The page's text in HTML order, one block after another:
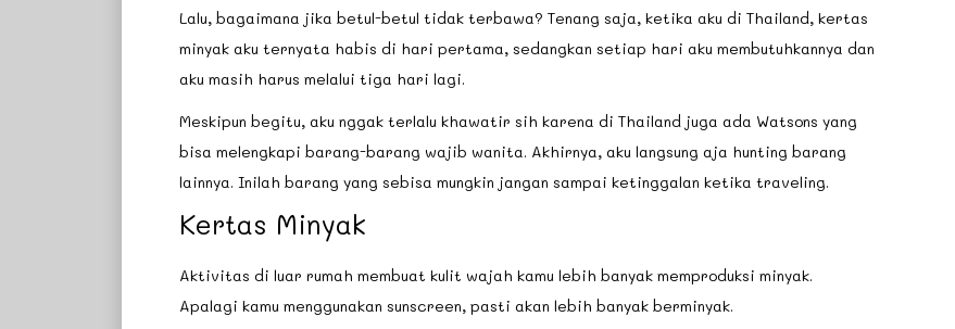
Lalu, bagaimana jika betul-betul tidak terbawa? Tenang saja, ketika aku di Thailand, kertas
minyak aku ternyata habis di hari pertama, sedangkan setiap hari aku membutuhkannya dan
aku masih harus melalui tiga hari lagi.
Meskipun begitu, aku nggak terlalu khawatir sih karena di Thailand juga ada Watsons yang
bisa melengkapi barang-barang wajib wanita. Akhirnya, aku langsung aja hunting barang
lainnya. Inilah barang yang sebisa mungkin jangan sampai ketinggalan ketika traveling.
Kertas Minyak
Aktivitas di luar rumah membuat kulit wajah kamu lebih banyak memproduksi minyak.
Apalagi kamu menggunakan sunscreen, pasti akan lebih banyak berminyak.